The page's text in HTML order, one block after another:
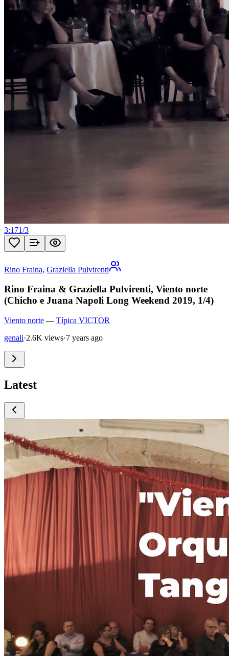
3:171/3
Rino Fraina, Graziella Pulvirenti
Rino Fraina & Graziella Pulvirenti, Viento norte
(Chicho e Juana Napoli Long Weekend 2019, 1/4)
Viento norte — Típica VICTOR
genali·2.6K views·7 years ago
Latest